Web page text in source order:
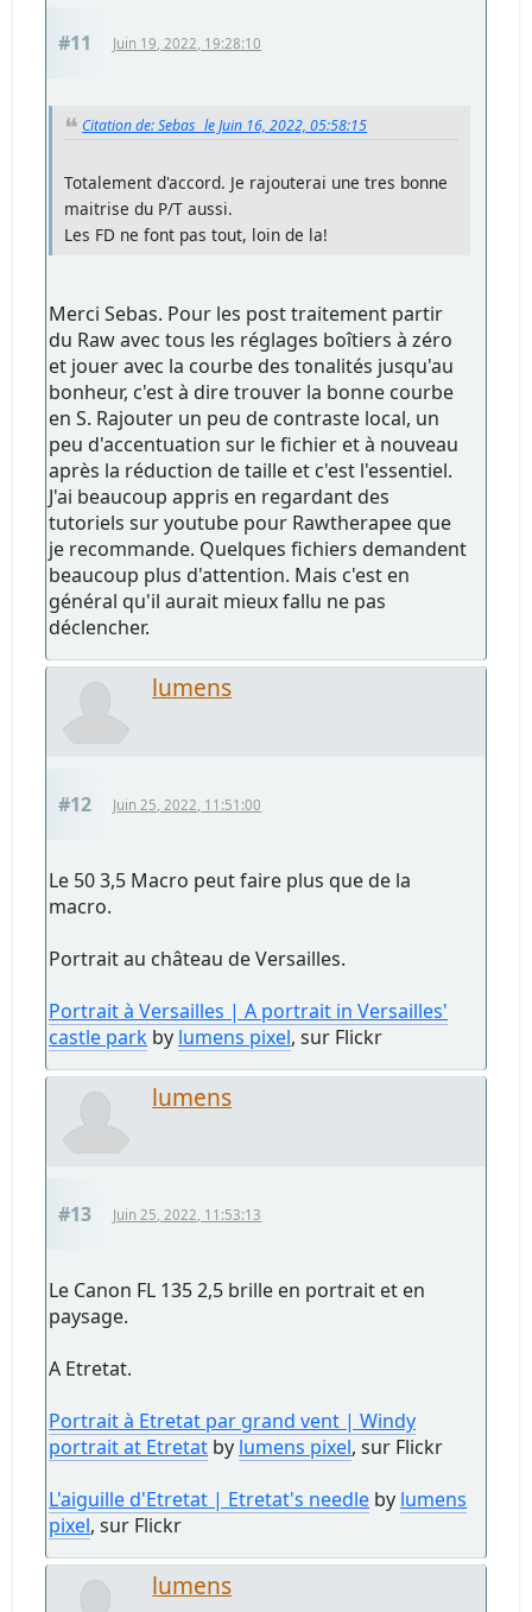
#11 Juin 19, 2022, 19:28:10
Citation de: Sebas_ le Juin 16, 2022, 05:58:15
Totalement d'accord. Je rajouterai une tres bonne
maitrise du P/T aussi.
Les FD ne font pas tout, loin de la!
Merci Sebas. Pour les post traitement partir
du Raw avec tous les réglages boîtiers à zéro
et jouer avec la courbe des tonalités jusqu'au
bonheur, c'est à dire trouver la bonne courbe
en S. Rajouter un peu de contraste local, un
peu d'accentuation sur le fichier et à nouveau
après la réduction de taille et c'est l'essentiel.
J'ai beaucoup appris en regardant des
tutoriels sur youtube pour Rawtherapee que
je recommande. Quelques fichiers demandent
beaucoup plus d'attention. Mais c'est en
général qu'il aurait mieux fallu ne pas
déclencher.
lumens
#12 Juin 25, 2022, 11:51:00
Le 50 3,5 Macro peut faire plus que de la
macro.
Portrait au château de Versailles.
Portrait à Versailles | A portrait in Versailles'
castle park by lumens pixel, sur Flickr
lumens
#13 Juin 25, 2022, 11:53:13
Le Canon FL 135 2,5 brille en portrait et en
paysage.
A Etretat.
Portrait à Etretat par grand vent | Windy
portrait at Etretat by lumens pixel, sur Flickr
L'aiguille d'Etretat | Etretat's needle by lumens
pixel, sur Flickr
lumens